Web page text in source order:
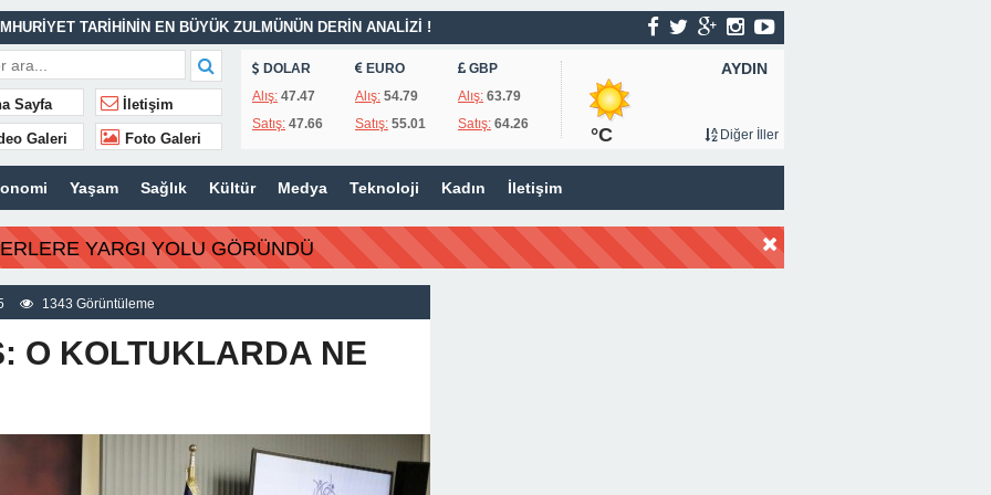
TARİHİNİN EN BÜYÜK ZULMÜNÜN DERİN ANALİZİ !
UNUTULMADI
– 42 “Kırık Şehirlerin Çocukları”
SONU !
Sayfa İletişim
Galeri Foto Galeri
DOLAR
Alış: 47.47
Satış: 47.66
EURO
Alış:54.79
Satış:55.01
GBP
Alış:63.79
Satış:64.26
AYDIN
°C Diğer İller
Yaşam Sağlık Kültür Medya Teknoloji Kadın İletişim
YARGI YOLU GÖRÜNDÜ
1343 Görüntüleme
O KOLTUKLARDA NE